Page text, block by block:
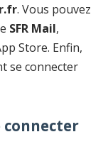
. Vous pouvez
SFR Mail,
Store. Enfin,
se connecter